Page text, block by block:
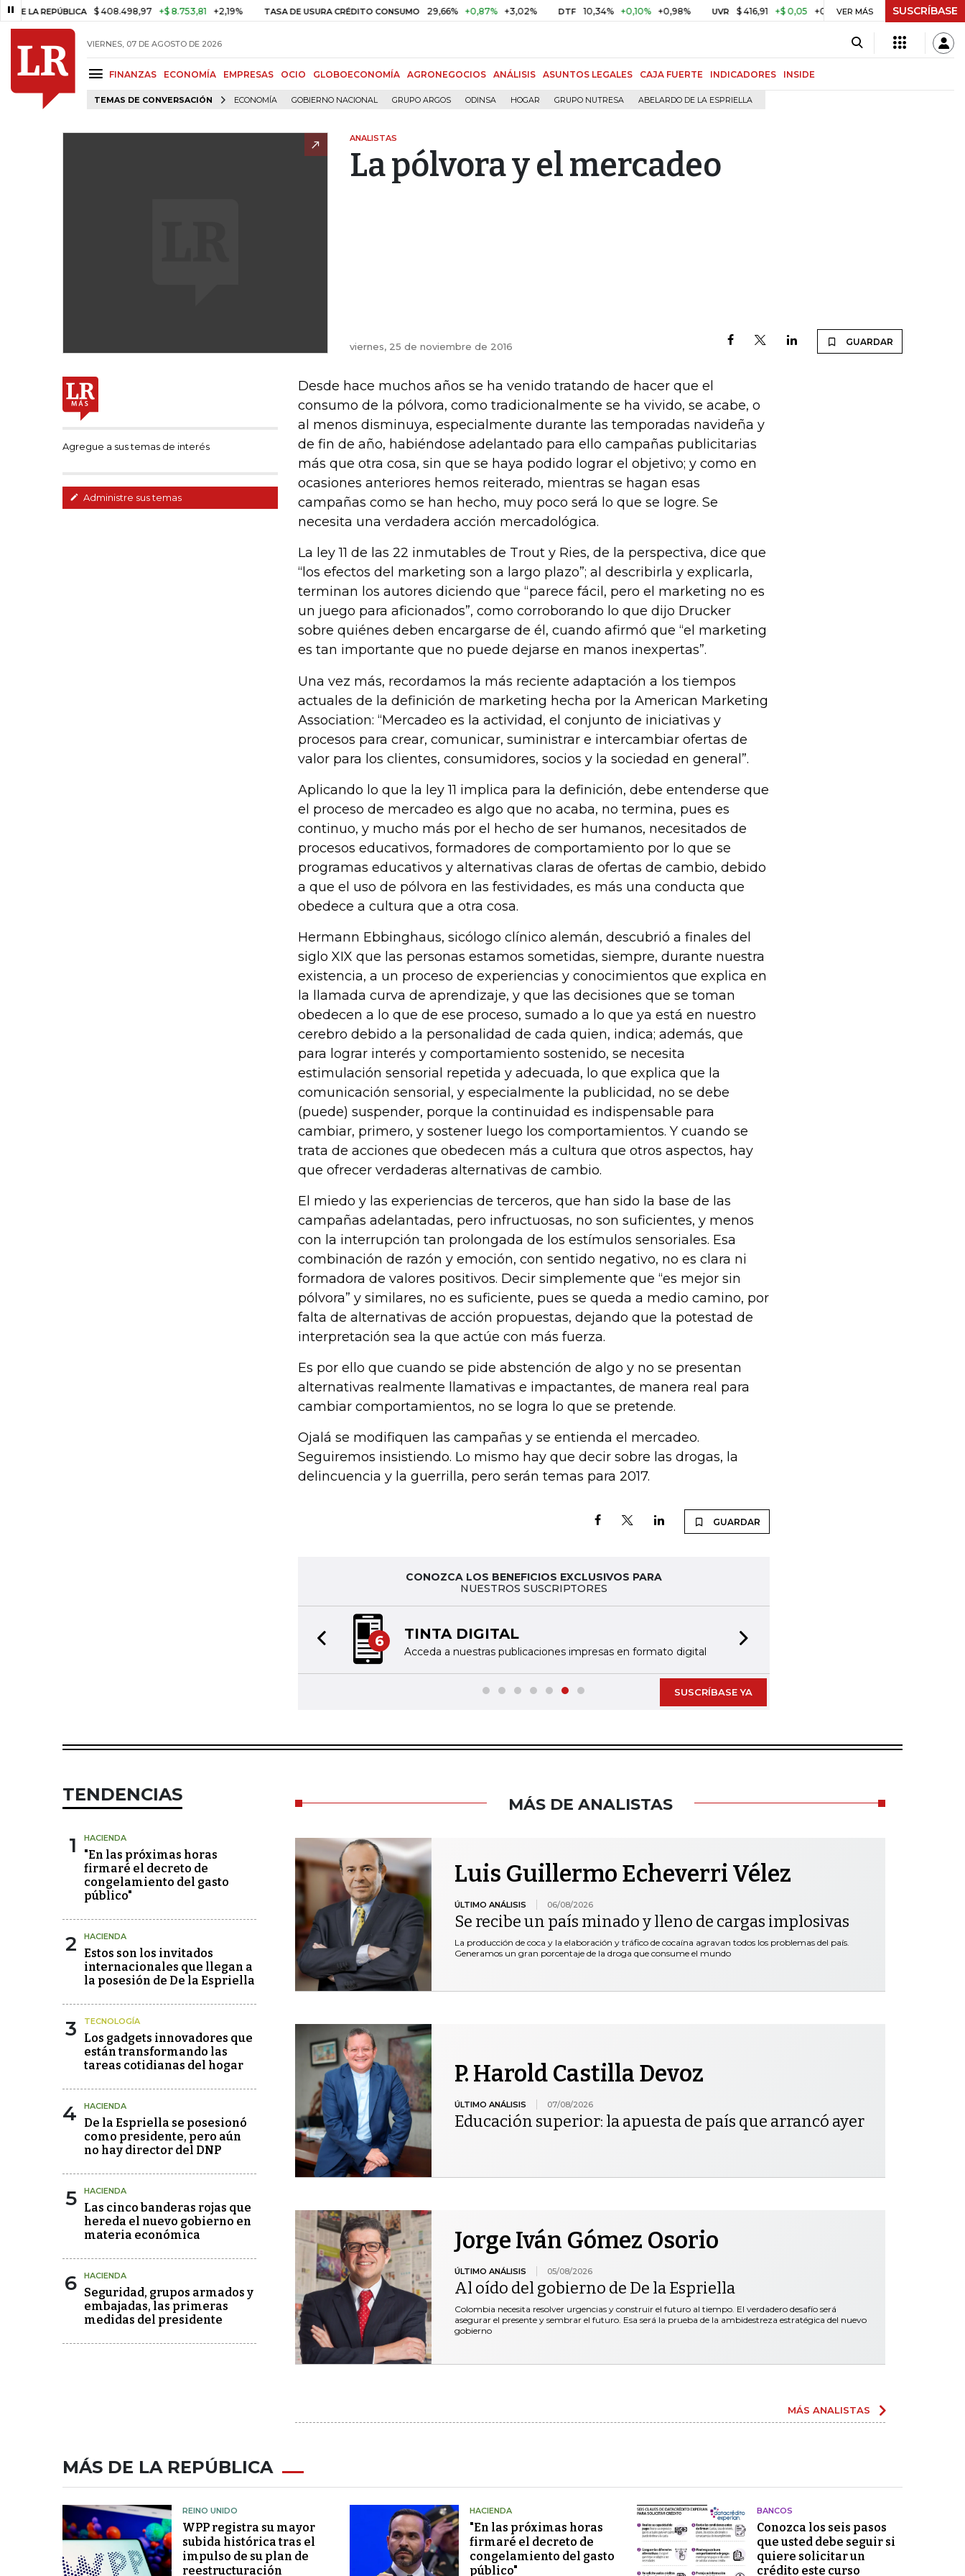
$ 408.498,97 +$ 8.753,81 +2,19% TASA DE USURA CRÉDITO CONSUMO 29,66% +0,87% +3,02% DTF 10,34% +0,10% +0,98% UVR $ 416,91 +$ 0,05 +0,01% BITCOIN US$ 64.442,80 -US$
VER MÁS SUSCRÍBASE
VIERNES, 07 DE AGOSTO DE 2026
FINANZAS ECONOMÍA EMPRESAS OCIO GLOBOECONOMÍA AGRONEGOCIOS ANÁLISIS ASUNTOS LEGALES CAJA FUERTE INDICADORES INSIDE
TEMAS DE CONVERSACIÓN ECONOMÍA GOBIERNO NACIONAL GRUPO ARGOS ODINSA HOGAR GRUPO NUTRESA ABELARDO DE LA ESPRIELLA
ANALISTAS
La pólvora y el mercadeo
viernes, 25 de noviembre de 2016 GUARDAR
Agregue a sus temas de interés
Administre sus temas
Desde hace muchos años se ha venido tratando de hacer que el
consumo de la pólvora, como tradicionalmente se ha vivido, se acabe, o
al menos disminuya, especialmente durante las temporadas navideña y
de fin de año, habiéndose adelantado para ello campañas publicitarias
más que otra cosa, sin que se haya podido lograr el objetivo; y como en
ocasiones anteriores hemos reiterado, mientras se hagan esas
campañas como se han hecho, muy poco será lo que se logre. Se
necesita una verdadera acción mercadológica.
La ley 11 de las 22 inmutables de Trout y Ries, de la perspectiva, dice que
“los efectos del marketing son a largo plazo”; al describirla y explicarla,
terminan los autores diciendo que “parece fácil, pero el marketing no es
un juego para aficionados”, como corroborando lo que dijo Drucker
sobre quiénes deben encargarse de él, cuando afirmó que “el marketing
es tan importante que no puede dejarse en manos inexpertas”.
Una vez más, recordamos la más reciente adaptación a los tiempos
actuales de la definición de marketing hecha por la American Marketing
Association: “Mercadeo es la actividad, el conjunto de iniciativas y
procesos para crear, comunicar, suministrar e intercambiar ofertas de
valor para los clientes, consumidores, socios y la sociedad en general”.
Aplicando lo que la ley 11 implica para la definición, debe entenderse que
el proceso de mercadeo es algo que no acaba, no termina, pues es
continuo, y mucho más por el hecho de ser humanos, necesitados de
procesos educativos, formadores de comportamiento por lo que se
programas educativos y alternativas claras de ofertas de cambio, debido
a que el uso de pólvora en las festividades, es más una conducta que
obedece a cultura que a otra cosa.
Hermann Ebbinghaus, sicólogo clínico alemán, descubrió a finales del
siglo XIX que las personas estamos sometidas, siempre, durante nuestra
existencia, a un proceso de experiencias y conocimientos que explica en
la llamada curva de aprendizaje, y que las decisiones que se toman
obedecen a lo que de ese proceso, sumado a lo que ya está en nuestro
cerebro debido a la personalidad de cada quien, indica; además, que
para lograr interés y comportamiento sostenido, se necesita
estimulación sensorial repetida y adecuada, lo que explica que la
comunicación sensorial, y especialmente la publicidad, no se debe
(puede) suspender, porque la continuidad es indispensable para
cambiar, primero, y sostener luego los comportamientos. Y cuando se
trata de acciones que obedecen más a cultura que otros aspectos, hay
que ofrecer verdaderas alternativas de cambio.
El miedo y las experiencias de terceros, que han sido la base de las
campañas adelantadas, pero infructuosas, no son suficientes, y menos
con la interrupción tan prolongada de los estímulos sensoriales. Esa
combinación de razón y emoción, con sentido negativo, no es clara ni
formadora de valores positivos. Decir simplemente que “es mejor sin
pólvora” y similares, no es suficiente, pues se queda a medio camino, por
falta de alternativas de acción propuestas, dejando que la potestad de
interpretación sea la que actúe con más fuerza.
Es por ello que cuando se pide abstención de algo y no se presentan
alternativas realmente llamativas e impactantes, de manera real para
cambiar comportamientos, no se logra lo que se pretende.
Ojalá se modifiquen las campañas y se entienda el mercadeo.
Seguiremos insistiendo. Lo mismo hay que decir sobre las drogas, la
delincuencia y la guerrilla, pero serán temas para 2017.
GUARDAR
CONOZCA LOS BENEFICIOS EXCLUSIVOS PARA
NUESTROS SUSCRIPTORES
6 TINTA DIGITAL
Acceda a nuestras publicaciones impresas en formato digital
Previous slide
SUSCRÍBASE YA
TENDENCIAS
1 HACIENDA
"En las próximas horas
firmaré el decreto de
congelamiento del gasto
público"
2 HACIENDA
Estos son los invitados
internacionales que llegan a
la posesión de De la Espriella
3 TECNOLOGÍA
Los gadgets innovadores que
están transformando las
tareas cotidianas del hogar
4 HACIENDA
De la Espriella se posesionó
como presidente, pero aún
no hay director del DNP
5 HACIENDA
Las cinco banderas rojas que
hereda el nuevo gobierno en
materia económica
6 HACIENDA
Seguridad, grupos armados y
embajadas, las primeras
medidas del presidente
MÁS DE ANALISTAS
Luis Guillermo Echeverri Vélez
ÚLTIMO ANÁLISIS 06/08/2026
Se recibe un país minado y lleno de cargas implosivas
La producción de coca y la elaboración y tráfico de cocaína agravan todos los problemas del país.
Generamos un gran porcentaje de la droga que consume el mundo
P. Harold Castilla Devoz
ÚLTIMO ANÁLISIS 07/08/2026
Educación superior: la apuesta de país que arrancó ayer
Jorge Iván Gómez Osorio
ÚLTIMO ANÁLISIS 05/08/2026
Al oído del gobierno de De la Espriella
Colombia necesita resolver urgencias y construir el futuro al tiempo. El verdadero desafío será
asegurar el presente y sembrar el futuro. Esa será la prueba de la ambidestreza estratégica del nuevo
gobierno
MÁS ANALISTAS
MÁS DE LA REPÚBLICA
REINO UNIDO
WPP registra su mayor
subida histórica tras el
impulso de su plan de
reestructuración
HACIENDA
"En las próximas horas
firmaré el decreto de
congelamiento del gasto
público"
BANCOS
Conozca los seis pasos
que usted debe seguir si
quiere solicitar un
crédito este curso